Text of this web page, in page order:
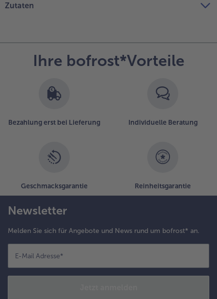
Zutaten
Ihre bofrost*Vorteile
Bezahlung erst bei Lieferung Individuelle Beratung
Geschmacksgarantie Reinheitsgarantie
Newsletter
Melden Sie sich für Angebote und News rund um bofrost* an.
E-Mail Adresse*